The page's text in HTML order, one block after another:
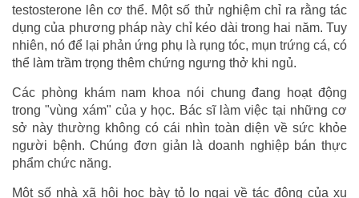
testosterone lên cơ thể. Một số thử nghiệm chỉ ra rằng tác
dụng của phương pháp này chỉ kéo dài trong hai năm. Tuy
nhiên, nó để lại phản ứng phụ là rụng tóc, mụn trứng cá, có
thể làm trầm trọng thêm chứng ngưng thở khi ngủ.
Các phòng khám nam khoa nói chung đang hoạt động
trong "vùng xám" của y học. Bác sĩ làm việc tại những cơ
sở này thường không có cái nhìn toàn diện về sức khỏe
người bệnh. Chúng đơn giản là doanh nghiệp bán thực
phẩm chức năng.
Một số nhà xã hội học bày tỏ lo ngại về tác động của xu